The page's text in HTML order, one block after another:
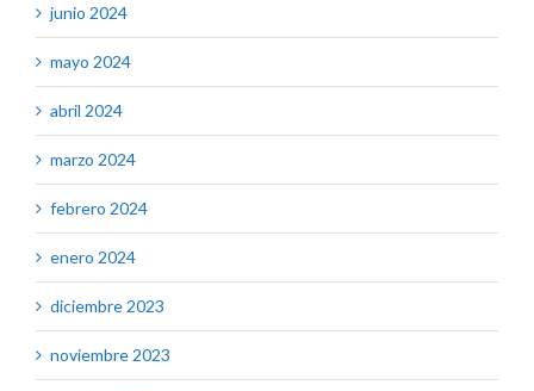
junio 2024
mayo 2024
abril 2024
marzo 2024
febrero 2024
enero 2024
diciembre 2023
noviembre 2023